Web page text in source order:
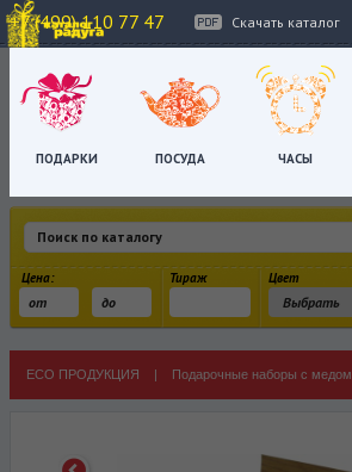
+7 (499) 110 77 47 Скачать каталог
ПОДАРКИ ПОСУДА ЧАСЫ
Цена: Тираж Цвет
ECO ПРОДУКЦИЯ | Подарочные наборы с медом